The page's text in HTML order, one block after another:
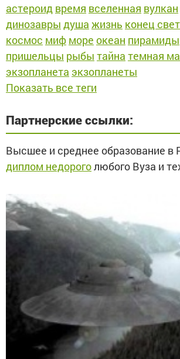
астероид время вселенная вулкан
динозавры душа жизнь конец
космос миф море океан пирамиды
пришельцы рыбы тайна темная
экзопланета экзопланеты
Показать все теги
Партнерские ссылки:
Высшее и среднее образование в
диплом недороголюбого Вуза и